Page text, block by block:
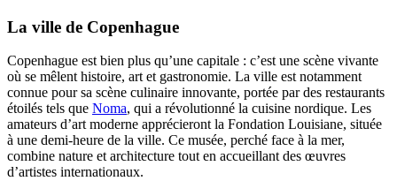
La ville de Copenhague
Copenhague est bien plus qu’une capitale : c’est une scène vivante
où se mêlent histoire, art et gastronomie. La ville est notamment
connue pour sa scène culinaire innovante, portée par des restaurants
étoilés tels que Noma, qui a révolutionné la cuisine nordique. Les
amateurs d’art moderne apprécieront la Fondation Louisiane, située
à une demi-heure de la ville. Ce musée, perché face à la mer,
combine nature et architecture tout en accueillant des œuvres
d’artistes internationaux.